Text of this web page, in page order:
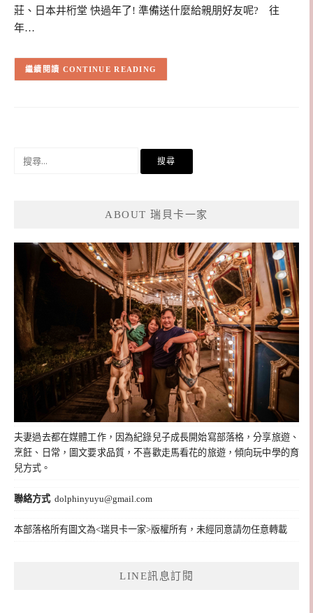
莊、日本井桁堂 快過年了! 準備送什麼給親朋好友呢? 往
年…
CONTINUE READING
ABOUT 瑞貝卡一家
夫妻過去都在媒體工作，因為紀錄兒子成長開始寫部落格，分享旅遊、
烹飪、日常，圖文要求品質，不喜歡走馬看花的旅遊，傾向玩中學的育
兒方式。
聯絡方式 dolphinyuyu@gmail.com
本部落格所有圖文為<瑞貝卡一家>版權所有，未經同意請勿任意轉載
LINE訊息訂閱